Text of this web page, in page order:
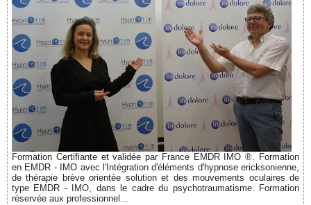
Formation Certifiante et validée par France EMDR IMO ®. Formation
en EMDR - IMO avec l'Intégration d'éléments d'hypnose ericksonienne,
de thérapie brève orientée solution et des mouvements oculaires de
type EMDR - IMO, dans le cadre du psychotraumatisme. Formation
réservée aux professionnel...